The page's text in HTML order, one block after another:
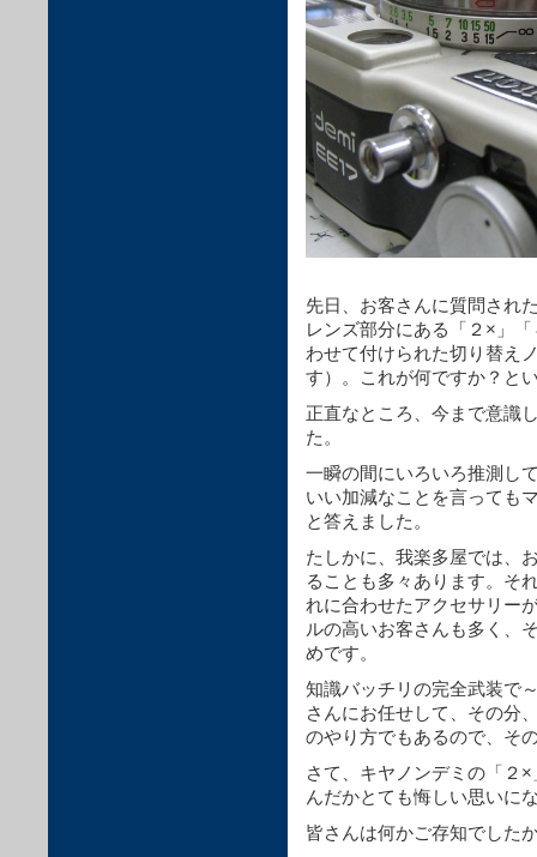
先日、お客さんに質問され
レンズ部分にある「２×」
わせて付けられた切り替え
す）。これが何ですか？と
正直なところ、今まで意識
た。
一瞬の間にいろいろ推測し
いい加減なことを言っても
と答えました。
たしかに、我楽多屋では、
ることも多々あります。そ
れに合わせたアクセサリー
ルの高いお客さんも多く、
めです。
知識バッチリの完全武装で
さんにお任せして、その分
のやり方でもあるので、そ
さて、キヤノンデミの「２
んだかとても悔しい思いに
皆さんは何かご存知でした